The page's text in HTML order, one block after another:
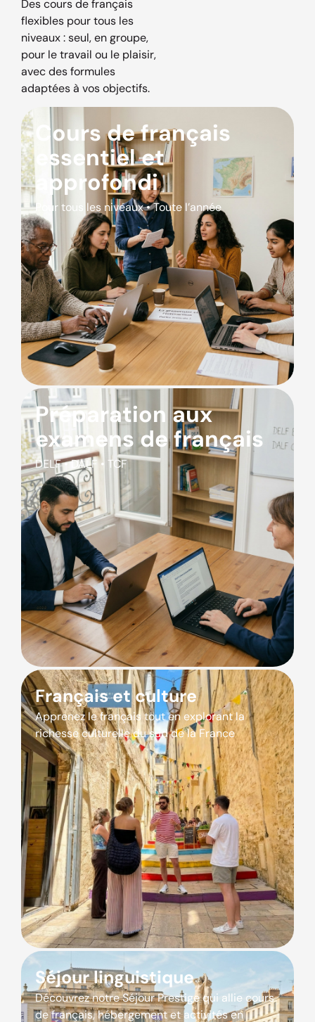
Des cours de français
flexibles pour tous les
niveaux : seul, en groupe,
pour le travail ou le plaisir,
avec des formules
adaptées à vos objectifs.
Cours de français
essentiel et
approfondi
Pour tous les niveaux • Toute l’année
Préparation aux
examens de français
DELF • DALF • TCF
Français et culture
Apprenez le français tout en explorant la
richesse culturelle du sud de la France
Séjour linguistique
Découvrez notre Séjour Prestige qui allie cours
de français, hébergement et activités en